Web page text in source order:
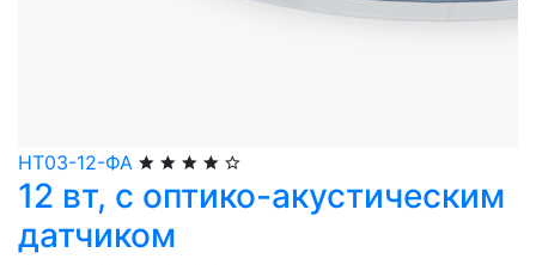
НТ03-12-ФА
12 вт, с оптико-акустическим
датчиком